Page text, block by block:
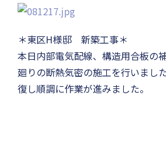
＊東区H様邸 新築工事＊
本日内部電気配線、構造用合板の
廻りの断熱気密の施工を行いまし
復し順調に作業が進みました。